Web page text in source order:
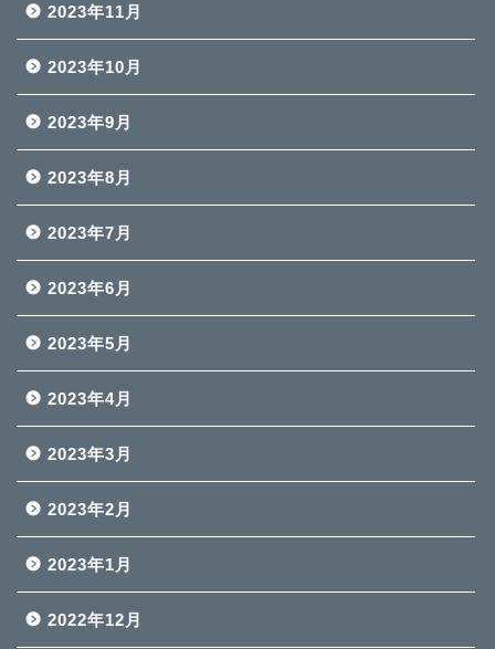
2023年11月
2023年10月
2023年9月
2023年8月
2023年7月
2023年6月
2023年5月
2023年4月
2023年3月
2023年2月
2023年1月
2022年12月